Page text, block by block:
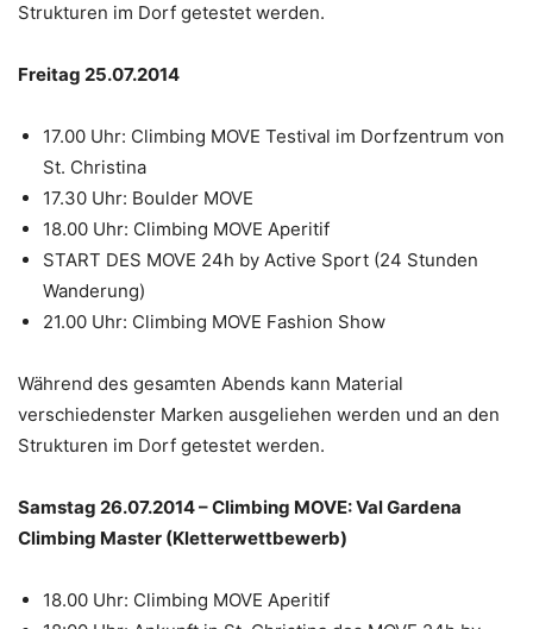
Strukturen im Dorf getestet werden.
Freitag 25.07.2014
17.00 Uhr: Climbing MOVE Testival im Dorfzentrum von
St. Christina
17.30 Uhr: Boulder MOVE
18.00 Uhr: Climbing MOVE Aperitif
START DES MOVE 24h by Active Sport (24 Stunden
Wanderung)
21.00 Uhr: Climbing MOVE Fashion Show
Während des gesamten Abends kann Material
verschiedenster Marken ausgeliehen werden und an den
Strukturen im Dorf getestet werden.
Samstag 26.07.2014 – Climbing MOVE: Val Gardena
Climbing Master (Kletterwettbewerb)
18.00 Uhr: Climbing MOVE Aperitif